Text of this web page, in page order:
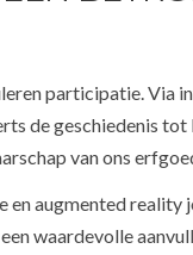
participatie. Via
de geschiedenis
van ons
augmented reality
waardevolle